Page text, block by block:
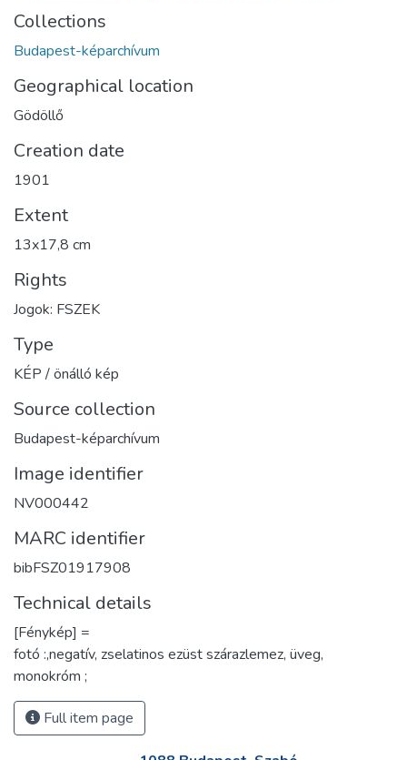
Collections
Budapest-képarchívum
Geographical location
Gödöllő
Creation date
1901
Extent
13x17,8 cm
Rights
Jogok: FSZEK
Type
KÉP / önálló kép
Source collection
Budapest-képarchívum
Image identifier
NV000442
MARC identifier
bibFSZ01917908
Technical details
[Fénykép] =
fotó :,negatív, zselatinos ezüst szárazlemez, üveg,
monokróm ;
Full item page